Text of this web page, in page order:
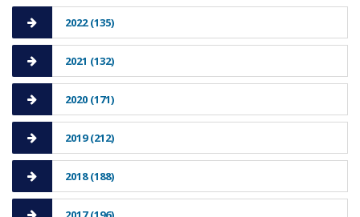
2022 (135)
2021 (132)
2020 (171)
2019 (212)
2018 (188)